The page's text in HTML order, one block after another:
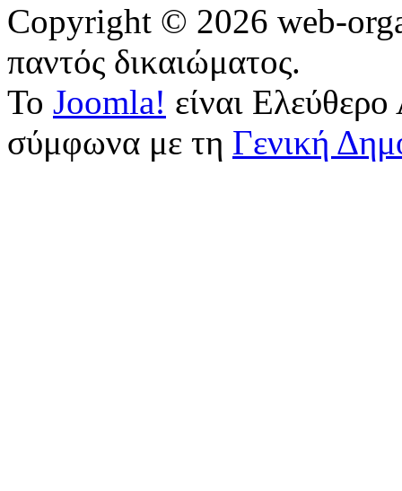
Copyright © 2026 web-
παντός δικαιώματος.
Το Joomla! είναι Ελεύθερο
σύμφωνα με τη Γενική